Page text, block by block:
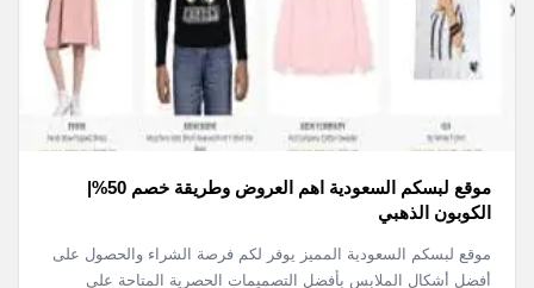
موقع لبسكم السعودية اهم العروض وطريقة خصم 50%|
الكوبون الذهبي
موقع لبسكم السعودية المميز يوفر لكم فرصة الشراء والحصول على
أفضل أشكال الملابس بأفضل التصميمات الحصرية المتاحة على